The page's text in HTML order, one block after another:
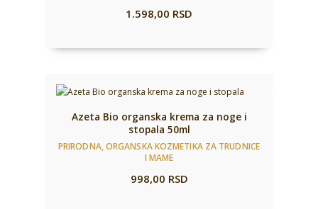
1.598,00 RSD
Azeta Bio organska krema za noge i
stopala 50ml
PRIRODNA, ORGANSKA KOZMETIKA ZA TRUDNICE
I MAME
998,00 RSD